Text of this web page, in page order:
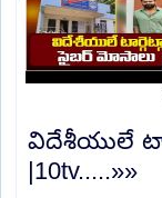
విదేశీయులే
|10tv.....»»